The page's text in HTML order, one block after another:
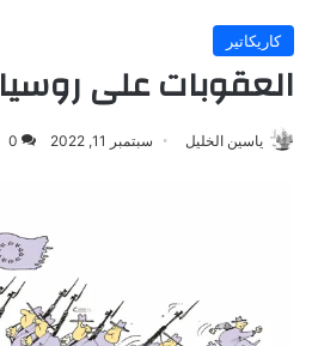
كاريكاتير
العقوبات على روسيا
ياسين الخليل سبتمبر 11, 2022 0